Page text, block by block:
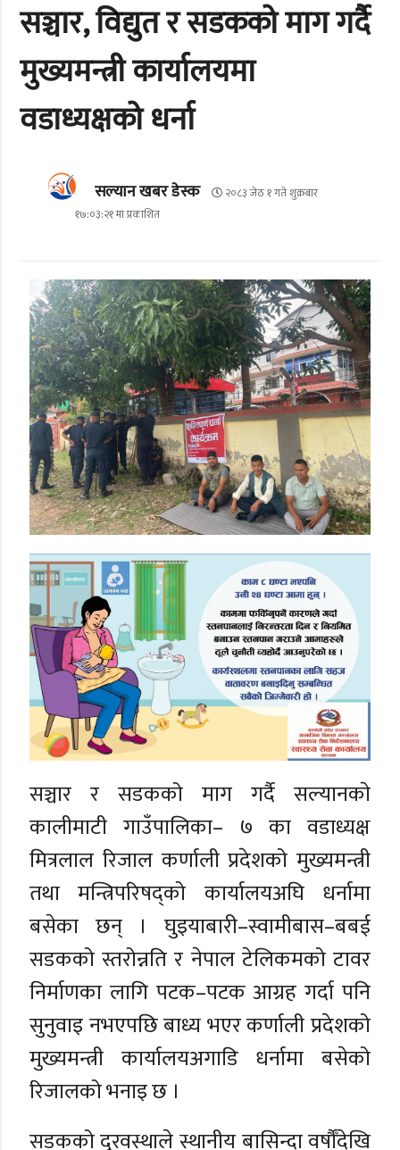
सञ्चार, विद्युत र सडकको माग गर्दै
मुख्यमन्त्री कार्यालयमा
वडाध्यक्षको धर्ना
सल्यान खबर डेस्क
२०८३ जेठ १ गते शुक्रबार
१७:०३:२१ मा प्रकाशित
सञ्चार र सडकको माग गर्दै सल्यानकाे
कालीमाटी गाउँपालिका– ७ का वडाध्यक्ष
मित्रलाल रिजाल कर्णाली प्रदेशको मुख्यमन्त्री
तथा मन्त्रिपरिषद्को कार्यालयअघि धर्नामा
बसेका छन् । घुइयाबारी–स्वामीबास–बबई
सडकको स्तरोन्नति र नेपाल टेलिकमको टावर
निर्माणका लागि पटक–पटक आग्रह गर्दा पनि
सुनुवाइ नभएपछि बाध्य भएर कर्णाली प्रदेशको
मुख्यमन्त्री कार्यालयअगाडि धर्नामा बसेको
रिजालको भनाइ छ ।
सडकको दुरवस्थाले स्थानीय बासिन्दा वर्षौँदेखि